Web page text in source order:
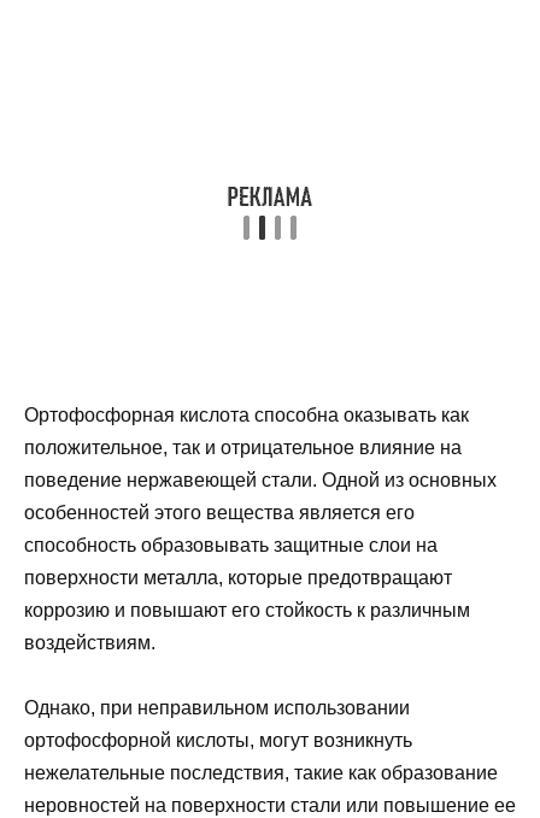
Ортофосфорная кислота способна оказывать как
положительное, так и отрицательное влияние на
поведение нержавеющей стали. Одной из основных
особенностей этого вещества является его
способность образовывать защитные слои на
поверхности металла, которые предотвращают
коррозию и повышают его стойкость к различным
воздействиям.
Однако, при неправильном использовании
ортофосфорной кислоты, могут возникнуть
нежелательные последствия, такие как образование
неровностей на поверхности стали или повышение ее